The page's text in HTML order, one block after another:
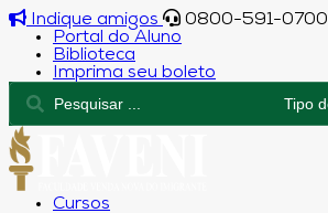
Indique amigos
0800-591-0700
Portal do Aluno
Biblioteca
Imprima seu boleto
Cursos